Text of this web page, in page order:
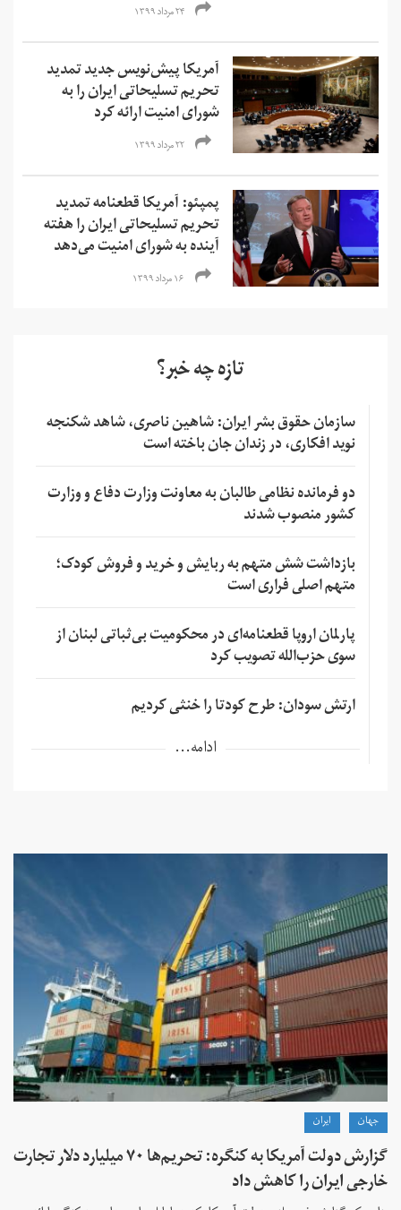
۲۴ مرداد ۱۳۹۹
آمریکا پیش‌نویس جدید تمدید
تحریم تسلیحاتی ایران را به
شورای امنیت ارائه کرد
۲۲ مرداد ۱۳۹۹
پمپئو: آمریکا قطعنامه تمدید
تحریم تسلیحاتی ایران را هفته
آینده به شورای امنیت می‌دهد
۱۶ مرداد ۱۳۹۹
تازه چه خبر؟
سازمان حقوق بشر ایران: شاهین ناصری، شاهد شکنجه
نوید افکاری، در زندان جان باخته است
دو فرمانده نظامی طالبان به معاونت وزارت دفاع و وزارت
کشور منصوب شدند
بازداشت شش متهم به ربایش و خرید و فروش کودک؛
متهم اصلی فراری است
پارلمان اروپا قطعنامه‌ای در محکومیت بی‌ثباتی لبنان از
سوی حزب‌الله تصویب کرد
ارتش سودان: طرح کودتا را خنثی کردیم
ادامه...
جهان ايران
گزارش دولت آمریکا به کنگره: تحریم‌ها ۷۰ میلیارد دلار تجارت
خارجی ایران را کاهش داد